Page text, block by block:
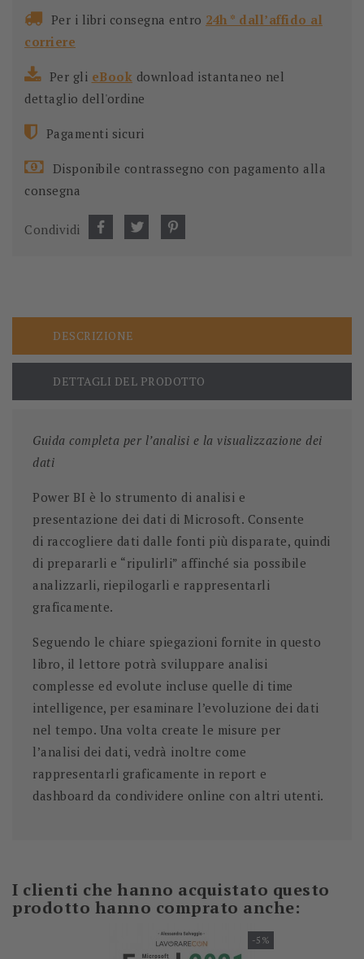
Per i libri consegna entro 24h * dall’affido al
corriere
Per gli eBook download istantaneo nel
dettaglio dell'ordine
Pagamenti sicuri
Disponibile contrassegno con pagamento alla
consegna
Condividi
DESCRIZIONE
DETTAGLI DEL PRODOTTO
Guida completa per l’analisi e la visualizzazione dei
dati
Power BI è lo strumento di analisi e
presentazione dei dati di Microsoft. Consente
di raccogliere dati dalle fonti più disparate, quindi
di prepararli e “ripulirli” affinché sia possibile
analizzarli, riepilogarli e rappresentarli
graficamente.
Seguendo le chiare spiegazioni fornite in questo
libro, il lettore potrà sviluppare analisi
complesse ed evolute incluse quelle di time
intelligence, per esaminare l’evoluzione dei dati
nel tempo. Una volta create le misure per
l’analisi dei dati, vedrà inoltre come
rappresentarli graficamente in report e
dashboard da condividere online con altri utenti.
I clienti che hanno acquistato questo
prodotto hanno comprato anche:
-5%